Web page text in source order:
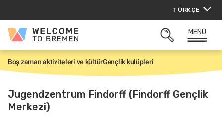
TÜRKÇE
Welcome
ARAMAYI
MENÜ
G
i
i
ş
Boş zaman aktiviteleri ve kültürGençlik kulüpleri
Jugendzentrum Findorff (Findorff Gençlik
Merkezi)